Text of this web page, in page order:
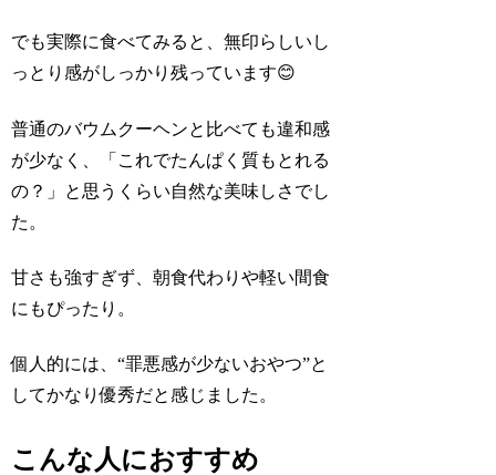
でも実際に食べてみると、無印らしいし
っとり感がしっかり残っています😊
普通のバウムクーヘンと比べても違和感
が少なく、「これでたんぱく質もとれる
の？」と思うくらい自然な美味しさでし
た。
甘さも強すぎず、朝食代わりや軽い間食
にもぴったり。
個人的には、“罪悪感が少ないおやつ”と
してかなり優秀だと感じました。
こんな人におすすめ